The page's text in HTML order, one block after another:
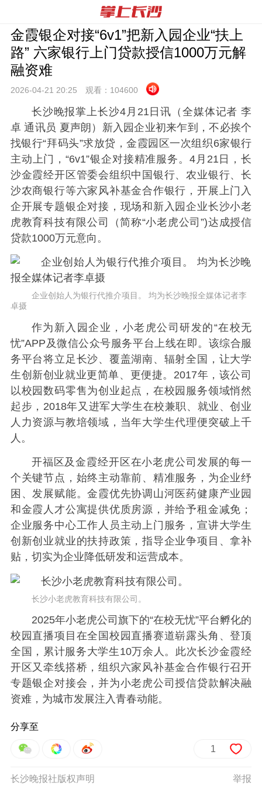
金霞银企对接“6v1”把新入园企业“扶上
路” 六家银行上门贷款授信1000万元解
融资难
2026-04-21 20:25 观看： 104600
长沙晚报掌上长沙4月21日讯（全媒体记者 李
卓 通讯员 夏声朗）新入园企业初来乍到，不必挨个
找银行“拜码头”求放贷，金霞园区一次组织6家银行
主动上门，“6v1”银企对接精准服务。4月21日，长
沙金霞经开区管委会组织中国银行、农业银行、长
沙农商银行等六家风补基金合作银行，开展上门入
企开展专题银企对接，现场和新入园企业长沙小老
虎教育科技有限公司（简称“小老虎公司”)达成授信
贷款1000万元意向。
企业创始人为银行代推介项目。 均为长沙晚报全媒体记者李
卓摄
作为新入园企业，小老虎公司研发的“在校无
忧”APP及微信公众号服务平台上线在即。该综合服
务平台将立足长沙、覆盖湖南、辐射全国，让大学
生创新创业就业更简单、更便捷。2017年，该公司
以校园数码零售为创业起点，在校园服务领域悄然
起步，2018年又进军大学生在校兼职、就业、创业
人力资源与教培领域，当年大学生代理便突破上千
人。
开福区及金霞经开区在小老虎公司发展的每一
个关键节点，始终主动靠前、精准服务，为企业纾
困、发展赋能。金霞优先协调山河医药健康产业园
和金霞人才公寓提供优质房源，并给予租金减免；
企业服务中心工作人员主动上门服务，宣讲大学生
创新创业就业的扶持政策，指导企业争项目、拿补
贴，切实为企业降低研发和运营成本。
长沙小老虎教育科技有限公司。
2025年小老虎公司旗下的“在校无忧”平台孵化的
校园直播项目在全国校园直播赛道崭露头角、登顶
全国，累计服务大学生10万余人。此次长沙金霞经
开区又牵线搭桥，组织六家风补基金合作银行召开
专题银企对接会，并为小老虎公司授信贷款解决融
资难，为城市发展注入青春动能。
分享至
1
举报
长沙晚报社版权声明